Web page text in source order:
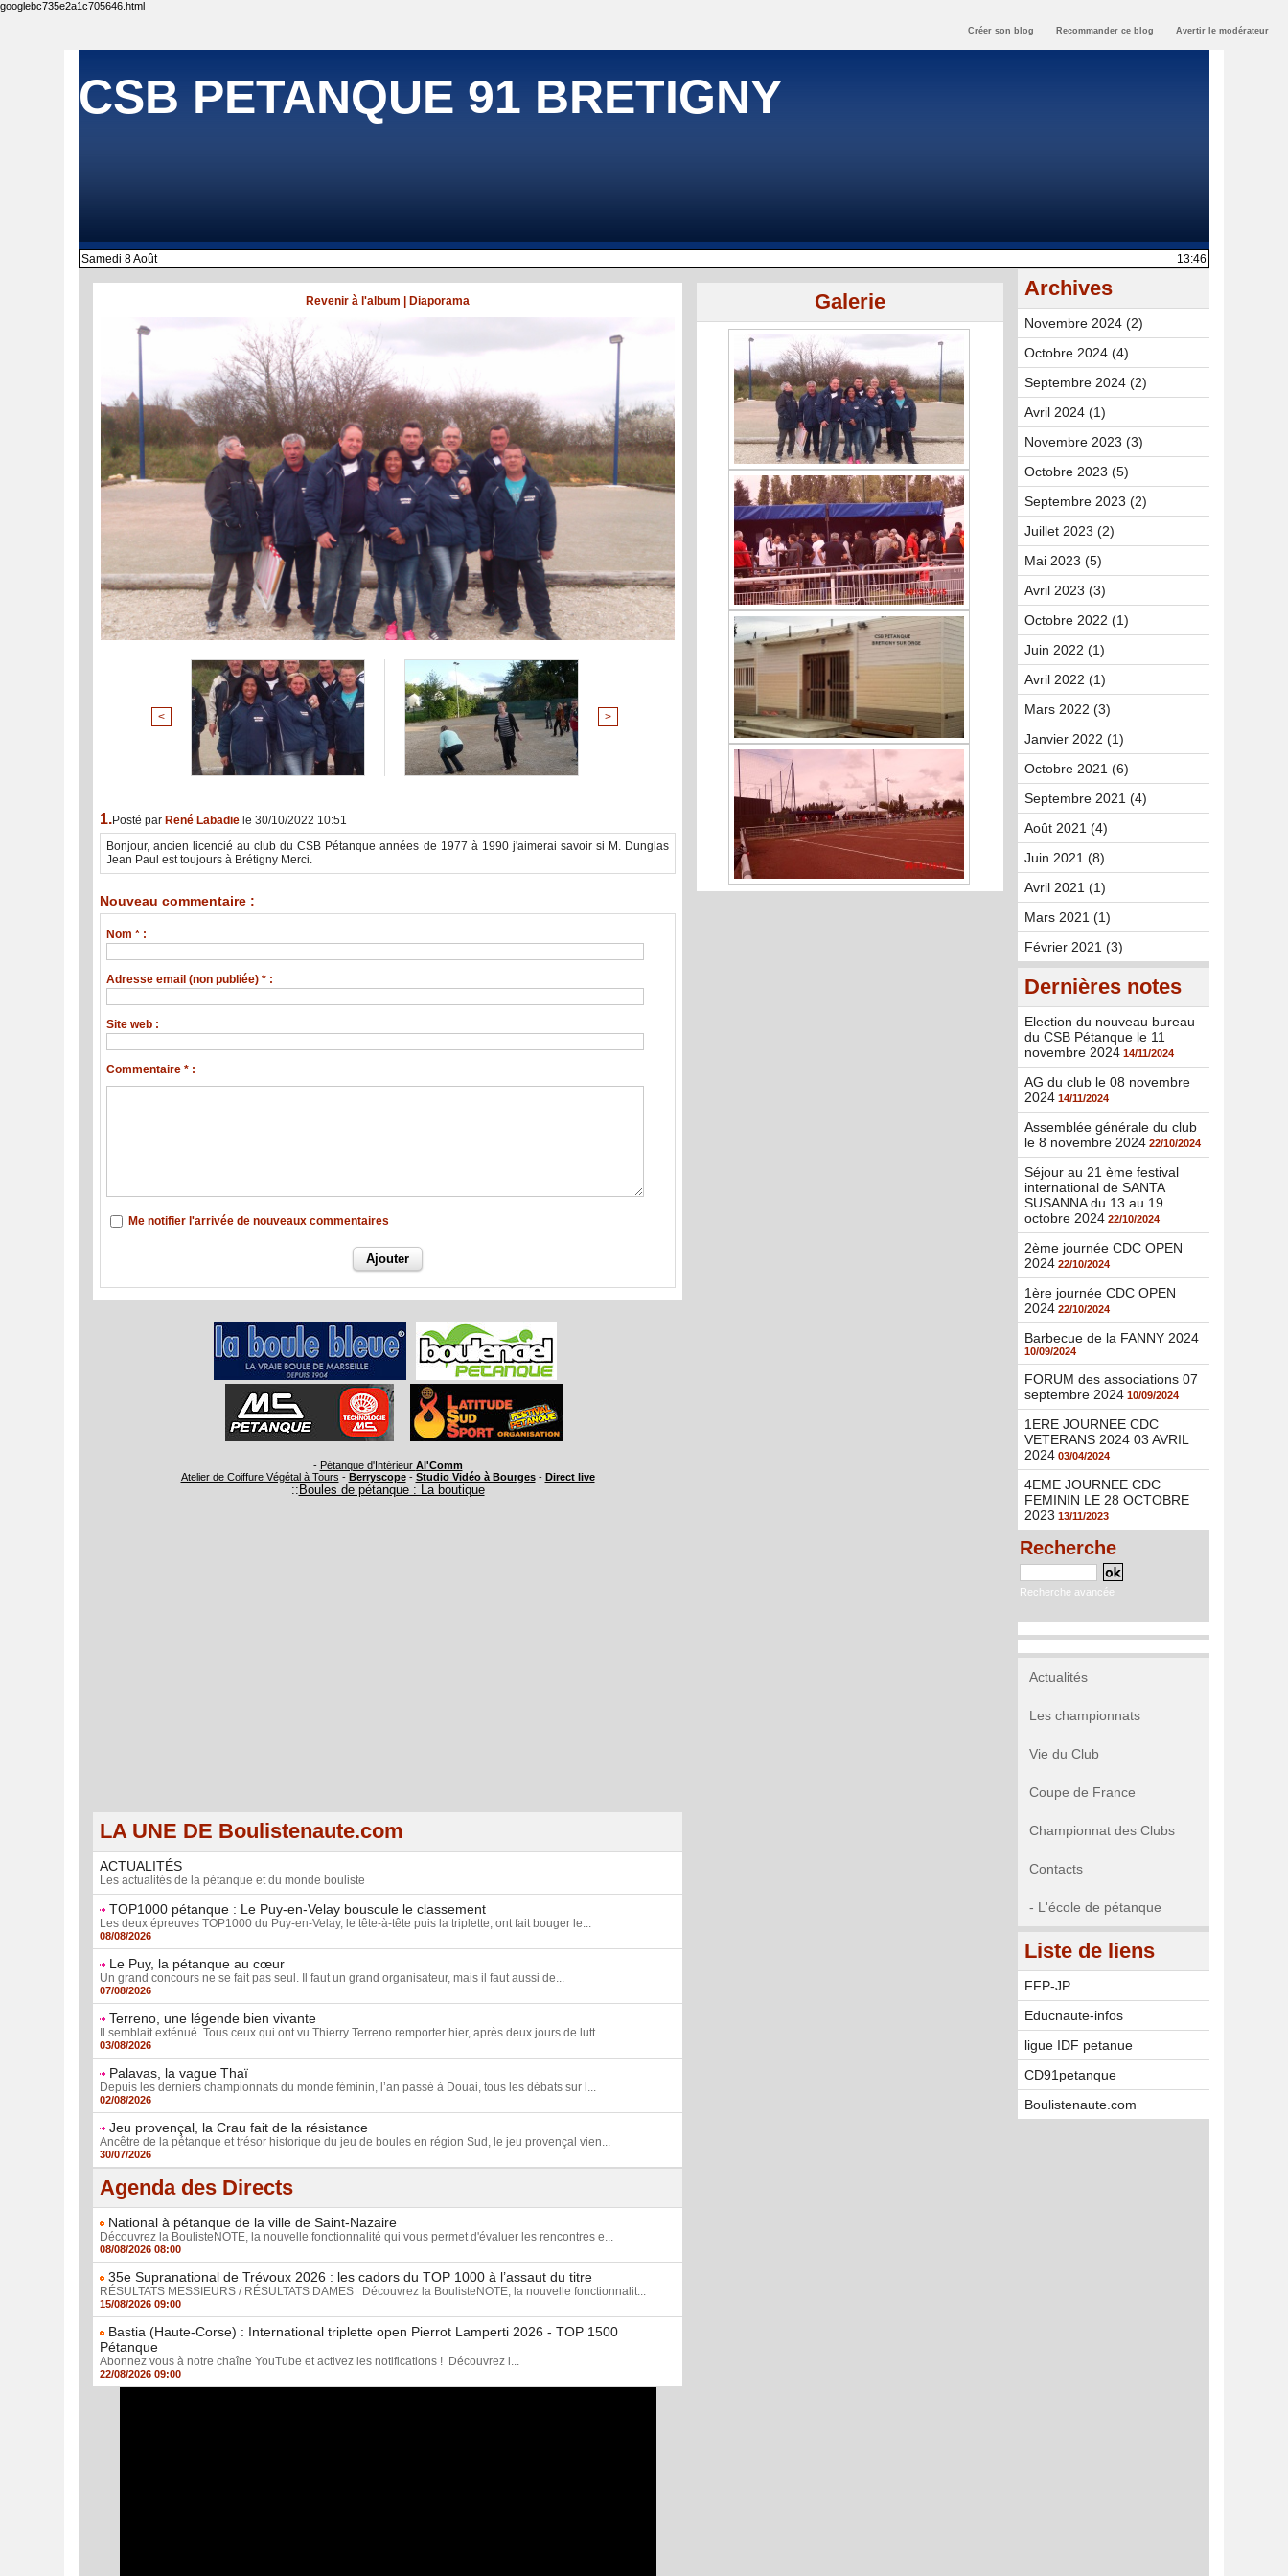
googlebc735e2a1c705646.html
Créer son blog Recommander ce blog Avertir le modérateur
CSB PETANQUE 91 BRETIGNY
Samedi 8 Août 13:46
Revenir à l'album Diaporama
< >
1.Posté par René Labadie le 30/10/2022 10:51
Bonjour, ancien licencié au club du CSB Pétanque années de 1977 à 1990 j'aimerai savoir si M. Dunglas
Jean Paul est toujours à Brétigny Merci.
Nouveau commentaire :
Nom * :
Adresse email (non publiée) * :
Site web :
Commentaire * :
Me notifier l'arrivée de nouveaux commentaires
- Pétanque d'Intérieur Al'Comm
Atelier de Coiffure Végétal à Tours - Berryscope- Studio Vidéo à Bourges- Direct live
:: Boules de pétanque : La boutique
LA UNE DE Boulistenaute.com
ACTUALITÉS
Les actualités de la pétanque et du monde bouliste
TOP1000 pétanque : Le Puy-en-Velay bouscule le classement
Les deux épreuves TOP1000 du Puy-en-Velay, le tête-à-tête puis la triplette, ont fait bouger le...
08/08/2026
Le Puy, la pétanque au cœur
Un grand concours ne se fait pas seul. Il faut un grand organisateur, mais il faut aussi de...
07/08/2026
Terreno, une légende bien vivante
Il semblait exténué. Tous ceux qui ont vu Thierry Terreno remporter hier, après deux jours de lutt...
03/08/2026
Palavas, la vague Thaï
Depuis les derniers championnats du monde féminin, l’an passé à Douai, tous les débats sur l...
02/08/2026
Jeu provençal, la Crau fait de la résistance
Ancêtre de la pétanque et trésor historique du jeu de boules en région Sud, le jeu provençal vien...
30/07/2026
Agenda des Directs
National à pétanque de la ville de Saint-Nazaire
Découvrez la BoulisteNOTE, la nouvelle fonctionnalité qui vous permet d'évaluer les rencontres e...
08/08/2026 08:00
35e Supranational de Trévoux 2026 : les cadors du TOP 1000 à l’assaut du titre
RÉSULTATS MESSIEURS / RÉSULTATS DAMES Découvrez la BoulisteNOTE, la nouvelle fonctionnalit...
15/08/2026 09:00
Bastia (Haute-Corse) : International triplette open Pierrot Lamperti 2026 - TOP 1500
Pétanque
Abonnez vous à notre chaîne YouTube et activez les notifications ! Découvrez l...
22/08/2026 09:00
Galerie
Archives
Novembre 2024 (2)
Octobre 2024 (4)
Septembre 2024 (2)
Avril 2024 (1)
Novembre 2023 (3)
Octobre 2023 (5)
Septembre 2023 (2)
Juillet 2023 (2)
Mai 2023 (5)
Avril 2023 (3)
Octobre 2022 (1)
Juin 2022 (1)
Avril 2022 (1)
Mars 2022 (3)
Janvier 2022 (1)
Octobre 2021 (6)
Septembre 2021 (4)
Août 2021 (4)
Juin 2021 (8)
Avril 2021 (1)
Mars 2021 (1)
Février 2021 (3)
Dernières notes
Election du nouveau bureau
du CSB Pétanque le 11
novembre 2024 14/11/2024
AG du club le 08 novembre
2024 14/11/2024
Assemblée générale du club
le 8 novembre 2024 22/10/2024
Séjour au 21 ème festival
international de SANTA
SUSANNA du 13 au 19
octobre 2024 22/10/2024
2ème journée CDC OPEN
2024 22/10/2024
1ère journée CDC OPEN
2024 22/10/2024
Barbecue de la FANNY 2024
10/09/2024
FORUM des associations 07
septembre 2024 10/09/2024
1ERE JOURNEE CDC
VETERANS 2024 03 AVRIL
2024 03/04/2024
4EME JOURNEE CDC
FEMININ LE 28 OCTOBRE
2023 13/11/2023
Recherche
Recherche avancée
Actualités
Les championnats
Vie du Club
Coupe de France
Championnat des Clubs
Contacts
- L'école de pétanque
Liste de liens
FFP-JP
Educnaute-infos
ligue IDF petanue
CD91petanque
Boulistenaute.com